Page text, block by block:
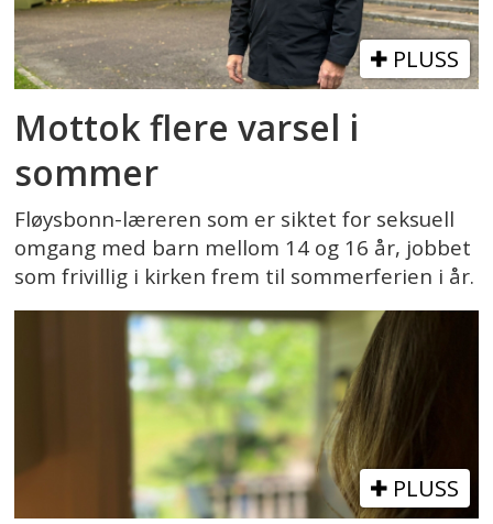
PLUSS
Mottok flere varsel i
sommer
Fløysbonn-læreren som er siktet for seksuell
omgang med barn mellom 14 og 16 år, jobbet
som frivillig i kirken frem til sommerferien i år.
PLUSS